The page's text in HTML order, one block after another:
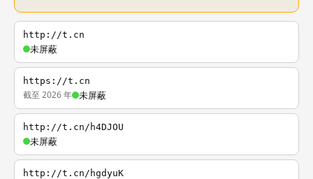
http://t.cn
未屏蔽
https://t.cn
截至 2026 年 未屏蔽
http://t.cn/h4DJOU
未屏蔽
http://t.cn/hgdyuK